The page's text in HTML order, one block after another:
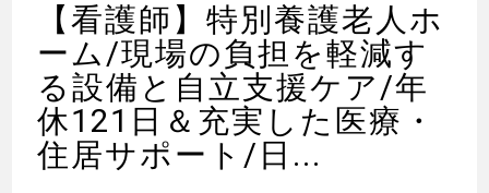
【看護師】特別養護老人ホ
ーム/現場の負担を軽減す
る設備と自立支援ケア/年
休121日＆充実した医療・
住居サポート/日...